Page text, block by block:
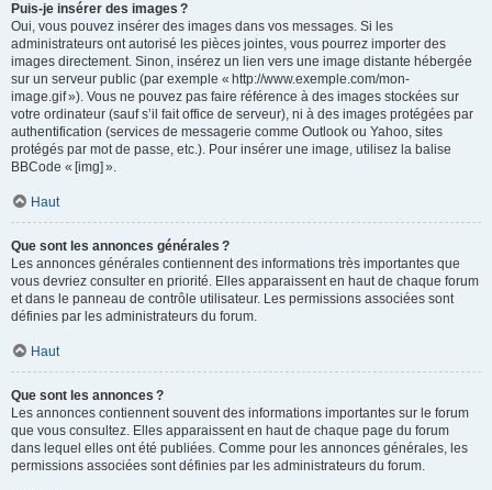
Puis-je insérer des images ?
Oui, vous pouvez insérer des images dans vos messages. Si les
administrateurs ont autorisé les pièces jointes, vous pourrez importer des
images directement. Sinon, insérez un lien vers une image distante hébergée
sur un serveur public (par exemple « http://www.exemple.com/mon-
image.gif »). Vous ne pouvez pas faire référence à des images stockées sur
votre ordinateur (sauf s’il fait office de serveur), ni à des images protégées par
authentification (services de messagerie comme Outlook ou Yahoo, sites
protégés par mot de passe, etc.). Pour insérer une image, utilisez la balise
BBCode « [img] ».
Haut
Que sont les annonces générales ?
Les annonces générales contiennent des informations très importantes que
vous devriez consulter en priorité. Elles apparaissent en haut de chaque forum
et dans le panneau de contrôle utilisateur. Les permissions associées sont
définies par les administrateurs du forum.
Haut
Que sont les annonces ?
Les annonces contiennent souvent des informations importantes sur le forum
que vous consultez. Elles apparaissent en haut de chaque page du forum
dans lequel elles ont été publiées. Comme pour les annonces générales, les
permissions associées sont définies par les administrateurs du forum.